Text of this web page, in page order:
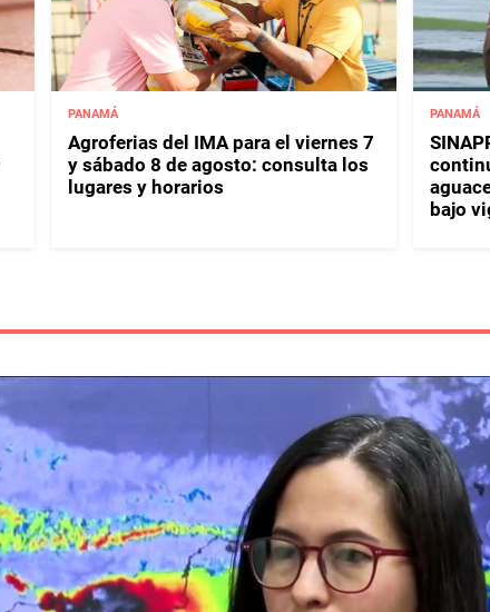
PANAMÁ
Agroferias del IMA para el viernes 7
y sábado 8 de agosto: consulta los
lugares y horarios
PANAMÁ
bajo